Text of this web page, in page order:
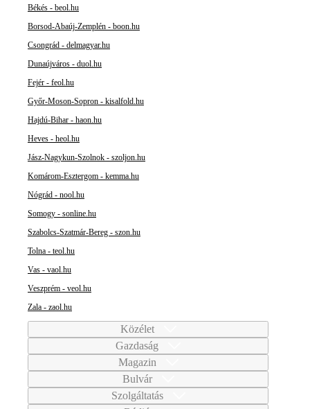
Békés - beol.hu
Borsod-Abaúj-Zemplén - boon.hu
Csongrád - delmagyar.hu
Dunaújváros - duol.hu
Fejér - feol.hu
Győr-Moson-Sopron - kisalfold.hu
Hajdú-Bihar - haon.hu
Heves - heol.hu
Jász-Nagykun-Szolnok - szoljon.hu
Komárom-Esztergom - kemma.hu
Nógrád - nool.hu
Somogy - sonline.hu
Szabolcs-Szatmár-Bereg - szon.hu
Tolna - teol.hu
Vas - vaol.hu
Veszprém - veol.hu
Zala - zaol.hu
Közélet
Gazdaság
Magazin
Bulvár
Szolgáltatás